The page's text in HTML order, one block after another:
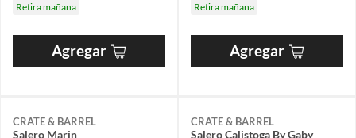
Retira mañana
Agregar
Retira mañana
Agregar
CRATE & BARREL
Salero Marin
CRATE & BARREL
Salero Calistoga By Gaby